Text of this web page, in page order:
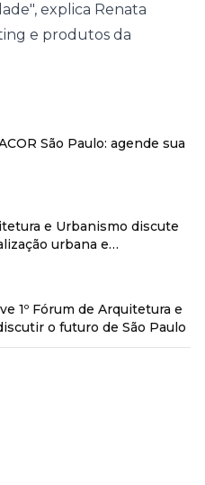
explica Renata
e produtos da
São Paulo: agende sua
e Urbanismo discute
urbana e
1º Fórum de Arquitetura e
o futuro de São Paulo